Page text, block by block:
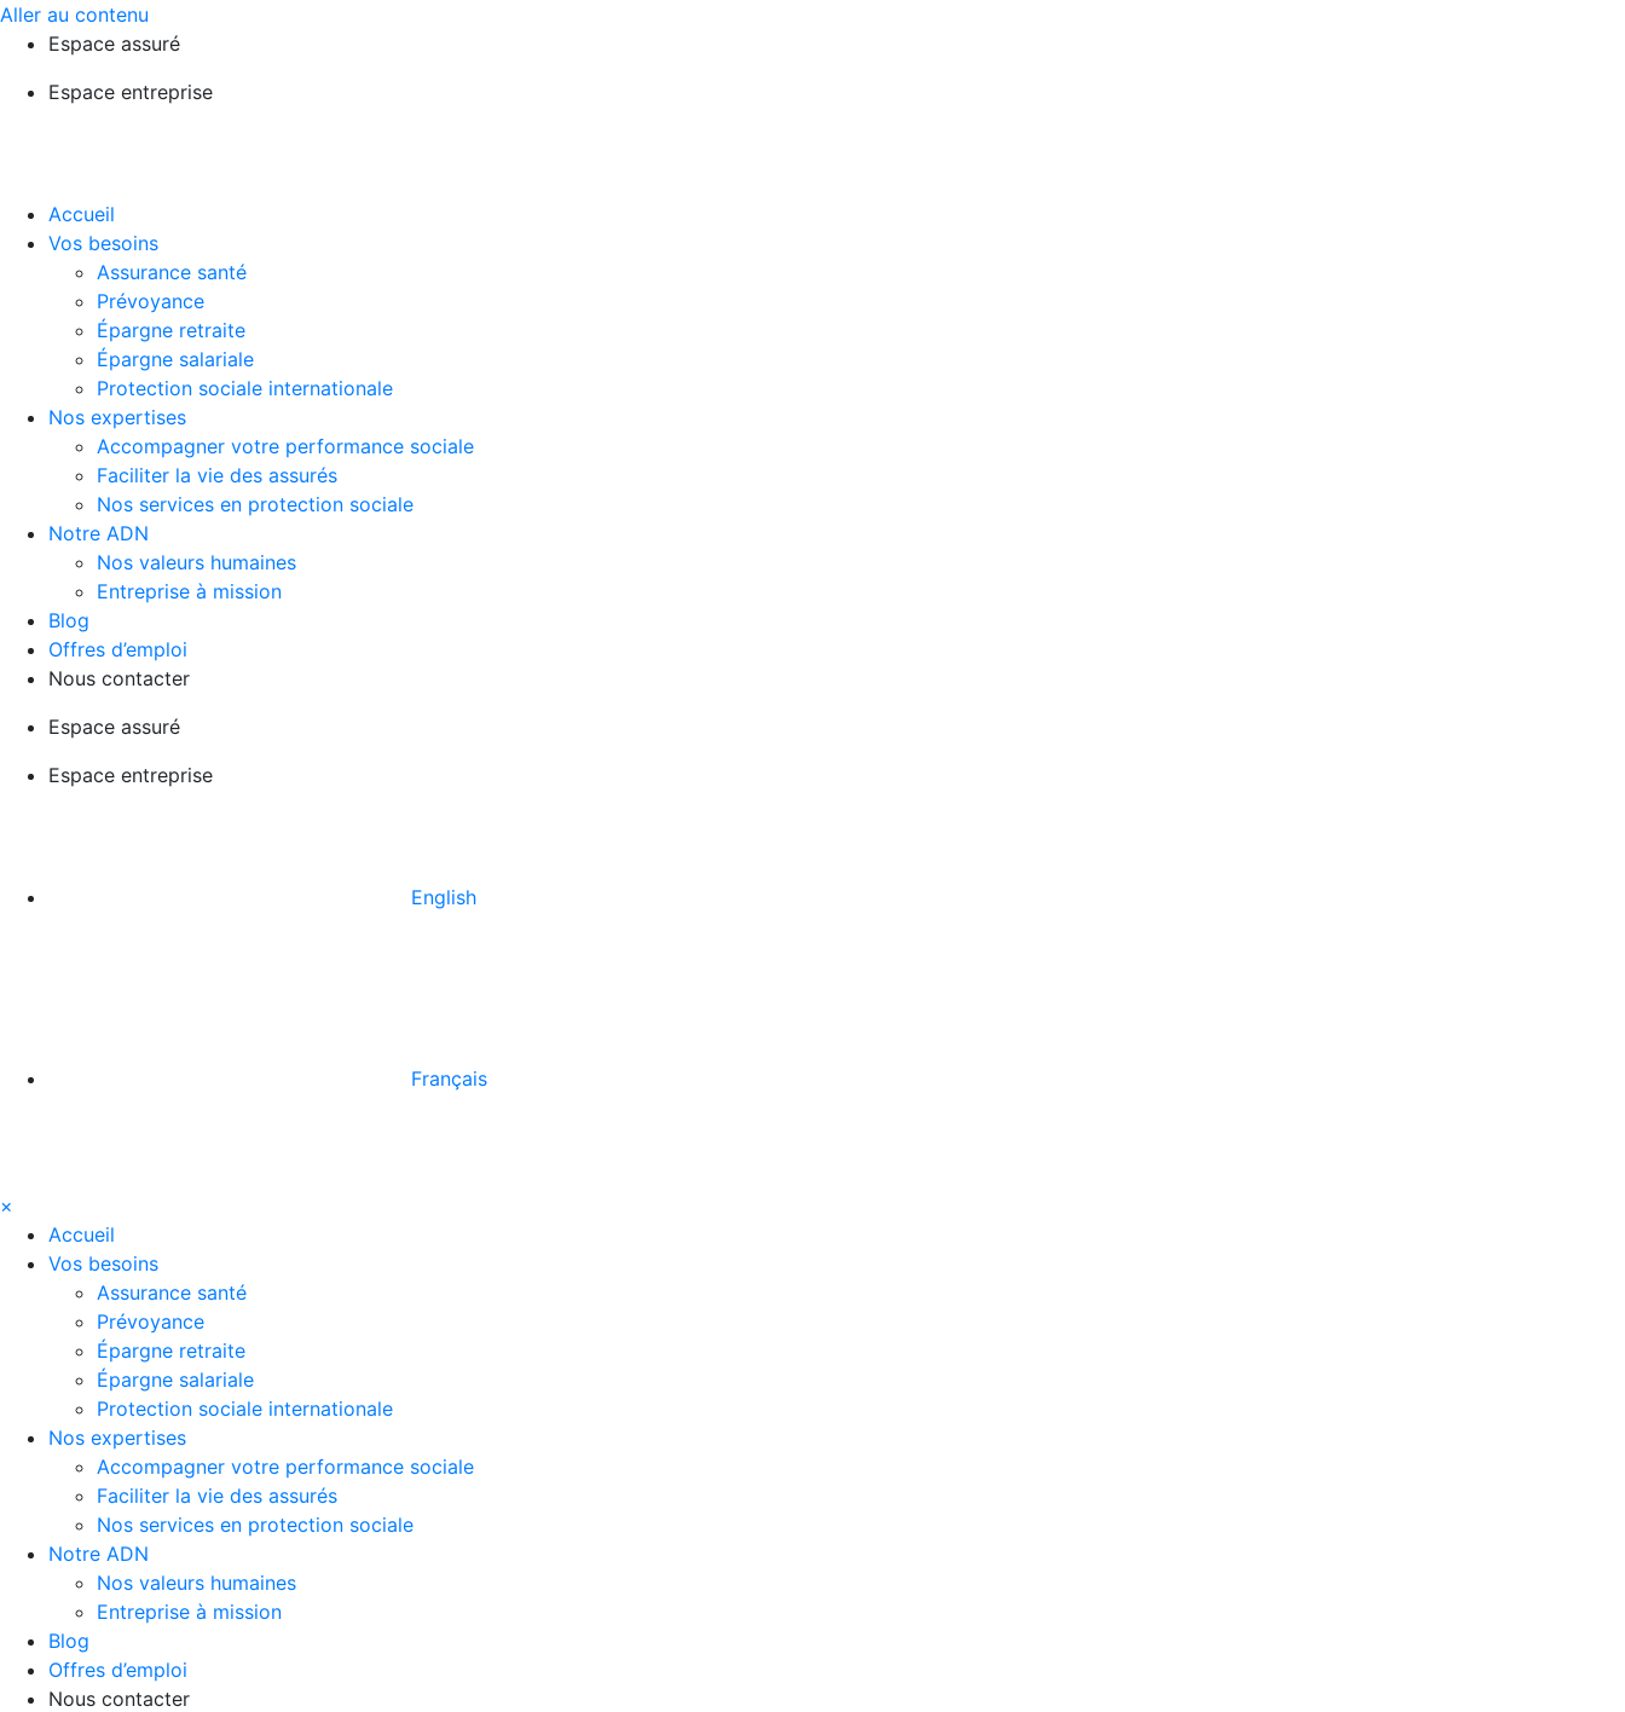
Aller au contenu
Espace assuré
Espace entreprise
Accueil
Vos besoins
Assurance santé
Prévoyance
Épargne retraite
Épargne salariale
Protection sociale internationale
Nos expertises
Accompagner votre performance sociale
Faciliter la vie des assurés
Nos services en protection sociale
Notre ADN
Nos valeurs humaines
Entreprise à mission
Blog
Offres d’emploi
Nous contacter
Espace assuré
Espace entreprise
English
Français
×
Accueil
Vos besoins
Assurance santé
Prévoyance
Épargne retraite
Épargne salariale
Protection sociale internationale
Nos expertises
Accompagner votre performance sociale
Faciliter la vie des assurés
Nos services en protection sociale
Notre ADN
Nos valeurs humaines
Entreprise à mission
Blog
Offres d’emploi
Nous contacter